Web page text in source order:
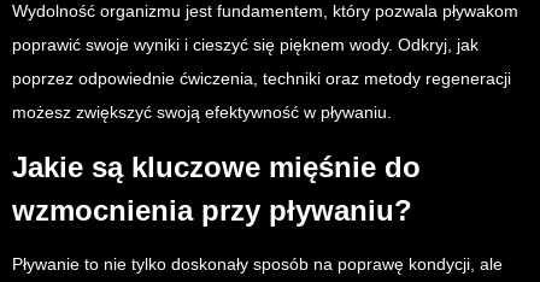
Wydolność organizmu jest fundamentem, który pozwala pływakom
poprawić swoje wyniki i cieszyć się pięknem wody. Odkryj, jak
poprzez odpowiednie ćwiczenia, techniki oraz metody regeneracji
możesz zwiększyć swoją efektywność w pływaniu.
Jakie są kluczowe mięśnie do
wzmocnienia przy pływaniu?
Pływanie to nie tylko doskonały sposób na poprawę kondycji, ale